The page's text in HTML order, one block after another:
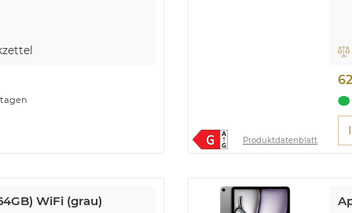
Produktdatenblatt
WiFi (grau)